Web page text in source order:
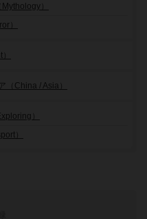
）
）
（China / Asia）
）
）